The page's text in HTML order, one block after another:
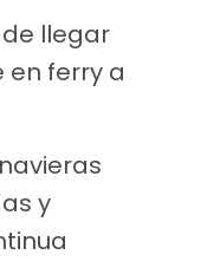
llegar
en ferry a
y